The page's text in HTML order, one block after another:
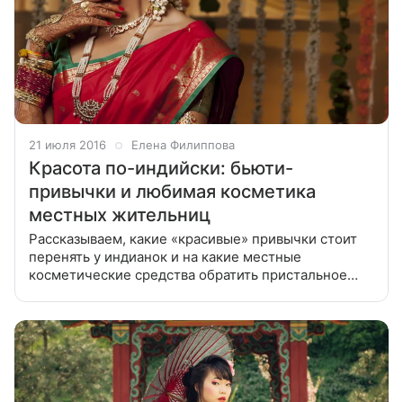
21 июля 2016 Елена Филиппова
Красота по-индийски: бьюти-
привычки и любимая косметика
местных жительниц
Рассказываем, какие «красивые» привычки стоит
перенять у индианок и на какие местные
косметические средства обратить пристальное